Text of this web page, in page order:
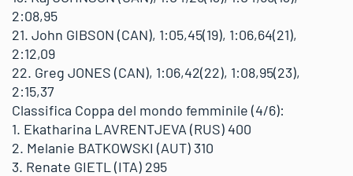
2:08,95
21. John GIBSON (CAN), 1:05,45(19), 1:06,64(21),
2:12,09
22. Greg JONES (CAN), 1:06,42(22), 1:08,95(23),
2:15,37
Classifica Coppa del mondo femminile (4/6):
1. Ekatharina LAVRENTJEVA (RUS) 400
2. Melanie BATKOWSKI (AUT) 310
3. Renate GIETL (ITA) 295